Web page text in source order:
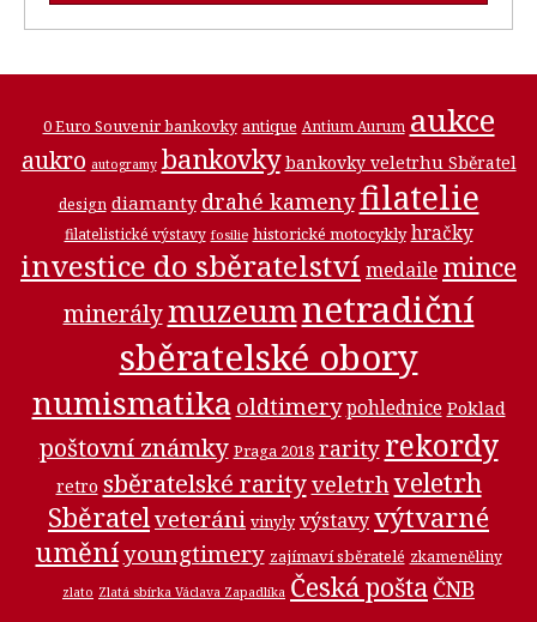
0 Euro Souvenir bankovky antique Antium Aurum aukce
aukro autogramy bankovky bankovky veletrhu Sběratel
design diamanty drahé kamenyfilatelie
filatelistické výstavy fosilie historické motocykly hračky
investice do sběratelství medaile mince
minerálymuzeumnetradiční
sběratelské obory
numismatika oldtimery pohlednice Poklad
poštovní známky Praga 2018 rarity rekordy
retro sběratelské rarityveletrhveletrh
Sběratelveteráni vinyly výstavyvýtvarné
uměníyoungtimery zajímaví sběratelé zkameněliny
zlato Zlatá sbírka Václava Zapadlíka Česká pošta ČNB